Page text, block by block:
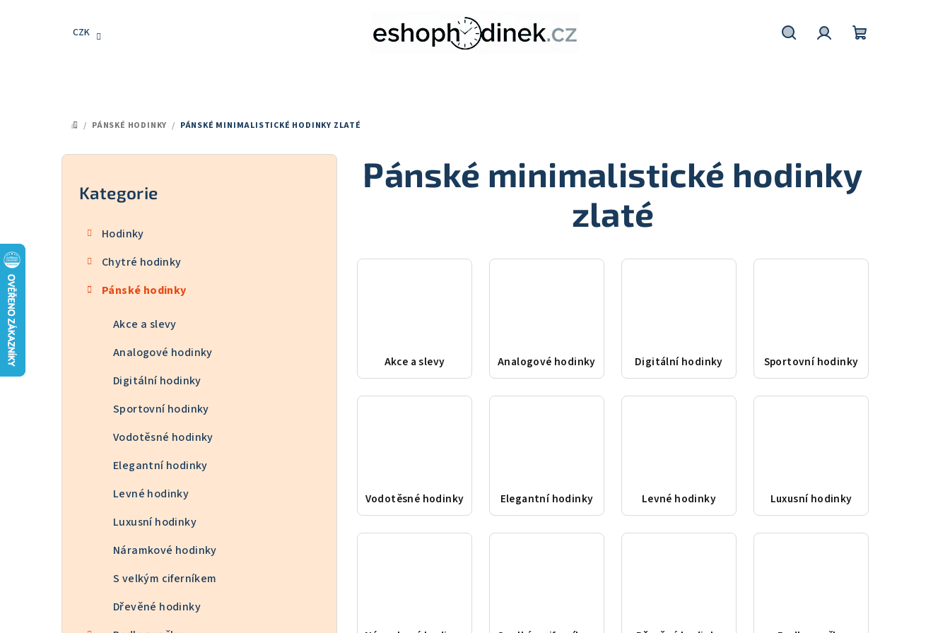
CZK
DOMŮ
/ PÁNSKÉ HODINKY / PÁNSKÉ MINIMALISTICKÉ HODINKY ZLATÉ
P
Přeskočit
kategorie
Kategorie
Hodinky
Chytré hodinky
Pánské hodinky
Akce a slevy
Analogové hodinky
Digitální hodinky
Sportovní hodinky
Vodotěsné hodinky
Elegantní hodinky
Levné hodinky
Luxusní hodinky
Náramkové hodinky
S velkým ciferníkem
Dřevěné hodinky
Pánské minimalistické hodinky
zlaté
Akce a slevy Analogové hodinky Digitální hodinky Sportovní hodinky
Vodotěsné hodinky Elegantní hodinky Levné hodinky Luxusní hodinky